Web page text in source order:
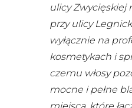
ulicy Zwycięskiej
przy ulicy
wyłącznie na
kosmetykach i
czemu włosy
mocne i pełne